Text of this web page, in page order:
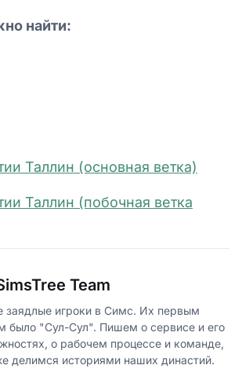
найти:
Таллин (основная ветка)
Таллин (побочная ветка
Team
заядлые игроки в Симс. Их первым
было "Сул-Сул". Пишем о сервисе и его
о рабочем процессе и команде,
делимся историями наших династий.